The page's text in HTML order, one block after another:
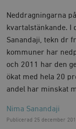
Neddragningarna
kvartalstänkande. I
Sanandaji, tekn dr
kommuner har
och 2011 har den
ökat med hela 20
andel har minskat
Nima Sanandaji
Publicerad 25 december